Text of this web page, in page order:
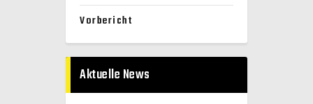
Vorbericht
Aktuelle News